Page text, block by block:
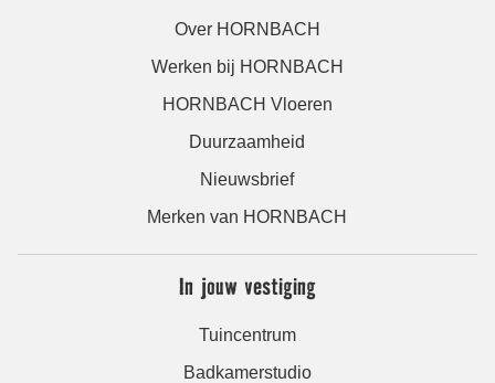
Over HORNBACH
Werken bij HORNBACH
HORNBACH Vloeren
Duurzaamheid
Nieuwsbrief
Merken van HORNBACH
In jouw vestiging
Tuincentrum
Badkamerstudio